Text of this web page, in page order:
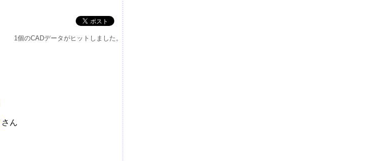
1個のCADデータがヒットしました。
さん